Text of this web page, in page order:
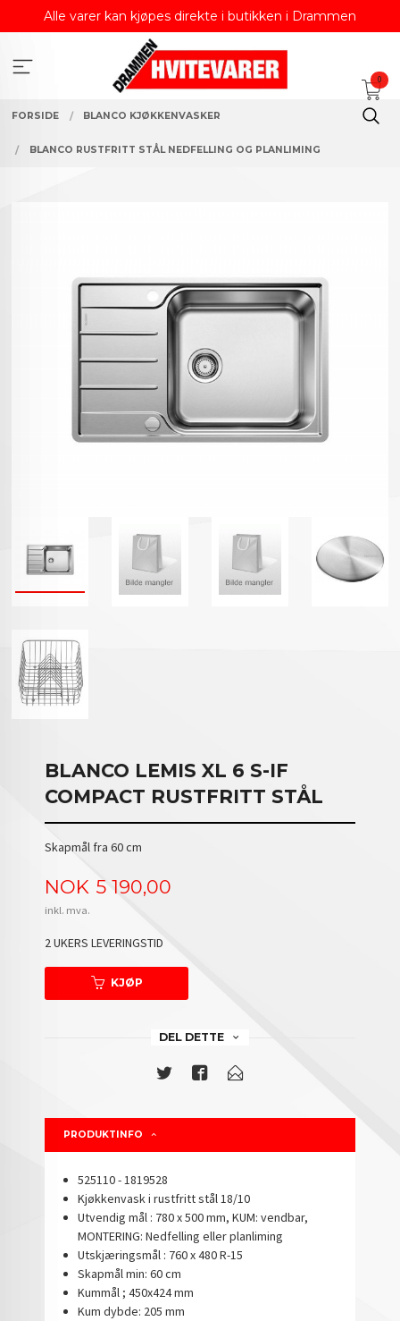
Alle varer kan kjøpes direkte i butikken i Drammen
0
FORSIDE BLANCO KJØKKENVASKER
BLANCO RUSTFRITT STÅL NEDFELLING OG PLANLIMING
BLANCO LEMIS XL 6 S-IF
COMPACT RUSTFRITT STÅL
Skapmål fra 60 cm
Pris
NOK 5 190,00
inkl. mva.
2 UKERS LEVERINGSTID
KJØP
DEL DETTE
PRODUKTINFO
525110 - 1819528
Kjøkkenvask i rustfritt stål 18/10
Utvendig mål : 780 x 500 mm, KUM: vendbar,
MONTERING: Nedfelling eller planliming
Utskjæringsmål : 760 x 480 R-15
Skapmål min: 60 cm
Kummål ; 450x424 mm
Kum dybde: 205 mm